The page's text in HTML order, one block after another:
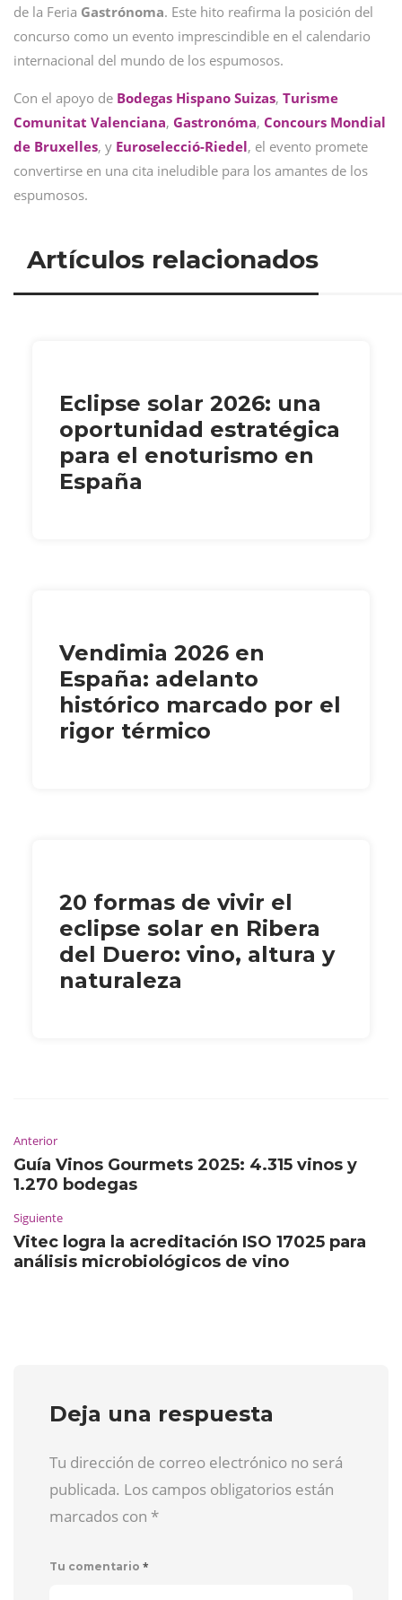
de la Feria Gastrónoma. Este hito reafirma la posición del
concurso como un evento imprescindible en el calendario
internacional del mundo de los espumosos.
Con el apoyo de Bodegas Hispano Suizas, Turisme
Comunitat Valenciana, Gastronóma, Concours Mondial
de Bruxelles, y Euroselecció-Riedel, el evento promete
convertirse en una cita ineludible para los amantes de los
espumosos.
Artículos relacionados
Eclipse solar 2026: una
oportunidad estratégica
para el enoturismo en
España
Vendimia 2026 en
España: adelanto
histórico marcado por el
rigor térmico
20 formas de vivir el
eclipse solar en Ribera
del Duero: vino, altura y
naturaleza
Anterior
Guía Vinos Gourmets 2025: 4.315 vinos y
1.270 bodegas
Siguiente
Vitec logra la acreditación ISO 17025 para
análisis microbiológicos de vino
Deja una respuesta
Tu dirección de correo electrónico no será
publicada. Los campos obligatorios están
marcados con *
Tu comentario *